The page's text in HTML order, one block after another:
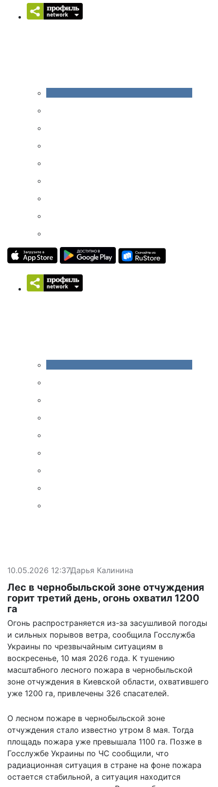
10.05.2026 12:37Дарья Калинина
Лес в чернобыльской зоне отчуждения
горит третий день, огонь охватил 1200
га
Огонь распространяется из-за засушливой погоды
и сильных порывов ветра, сообщила Госслужба
Украины по чрезвычайным ситуациям в
воскресенье, 10 мая 2026 года. К тушению
масштабного лесного пожара в чернобыльской
зоне отчуждения в Киевской области, охватившего
уже 1200 га, привлечены 326 спасателей.
О лесном пожаре в чернобыльской зоне
отчуждения стало известно утром 8 мая. Тогда
площадь пожара уже превышала 1100 га. Позже в
Госслужбе Украины по ЧС сообщили, что
радиационная ситуация в стране на фоне пожара
остается стабильной, а ситуация находится